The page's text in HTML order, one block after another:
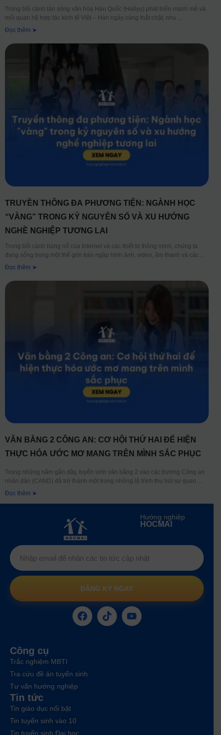
Trong bối cảnh làn sóng văn hóa Hàn Quốc (Hallyu) phát triển mạnh mẽ và
mối quan hệ hợp tác kinh tế Việt – Hàn ngày càng thắt chặt, nhu
Đọc thêm ➤
TRUYỀN THÔNG ĐA PHƯƠNG TIỆN: NGÀNH HỌC
“VÀNG” TRONG KỶ NGUYÊN SỐ VÀ XU HƯỚNG
NGHỀ NGHIỆP TƯƠNG LAI
Trong bối cảnh bùng nổ của Internet và các thiết bị thông minh, chúng ta
đang sống trong một thế giới tràn ngập hình ảnh, video, âm thanh và các
Đọc thêm ➤
VĂN BẰNG 2 CÔNG AN: CƠ HỘI THỨ HAI ĐỂ HIỆN
THỰC HÓA ƯỚC MƠ MANG TRÊN MÌNH SẮC PHỤC
Trong những năm gần đây, tuyển sinh văn bằng 2 vào các trường Công an
nhân dân (CAND) đã trở thành một trong những lộ trình thu hút sự quan
Đọc thêm ➤
Hướng nghiệp
HOCMAI
ĐĂNG KÝ NGAY
Công cụ
Trắc nghiệm MBTI
Tra cứu đề án tuyển sinh
Tư vấn hướng nghiệp
Tin tức
Tin giáo dục nổi bật
Tin tuyển sinh vào 10
Tin tuyển sinh Đại học